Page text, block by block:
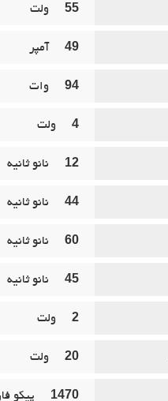
55 ولت
49 آمپر
94 وات
4 ولت
12 نانو ثانيه
44 نانو ثانيه
60 نانو ثانيه
45 نانو ثانيه
2 ولت
20 ولت
1470 پيکو